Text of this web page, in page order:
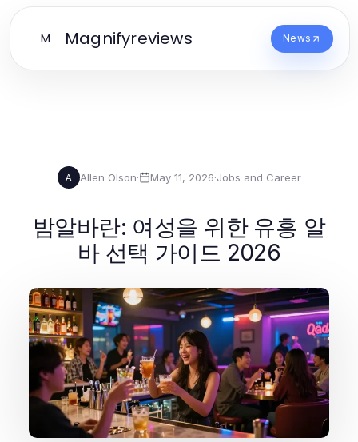
M Magnifyreviews News
A Allen Olson· May 11, 2026·Jobs and Career
밤알바란: 여성을 위한 유흥 알
바 선택 가이드 2026